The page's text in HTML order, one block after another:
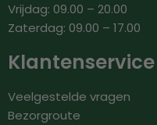
Vrijdag: 09.00 – 20.00
Zaterdag: 09.00 – 17.00
Klantenservice
Veelgestelde vragen
Bezorgroute